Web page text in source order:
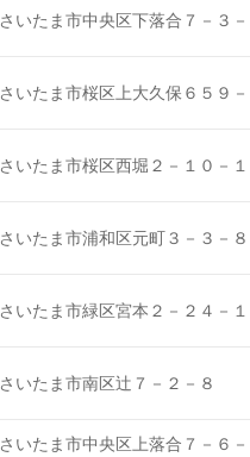
さいたま市中央区下落合７－３
さいたま市桜区上大久保６５９
さいたま市桜区西堀２－１０－
さいたま市浦和区元町３－３－８
さいたま市緑区宮本２－２４－
さいたま市南区辻７－２－８
さいたま市中央区上落合７－６